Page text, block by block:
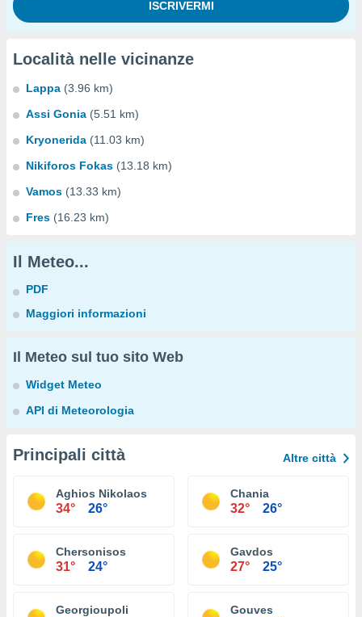
Località nelle vicinanze
Lappa (3.96 km)
Assi Gonia (5.51 km)
Kryonerida (11.03 km)
Nikiforos Fokas (13.18 km)
Vamos (13.33 km)
Fres (16.23 km)
Il Meteo...
PDF
Maggiori informazioni
Il Meteo sul tuo sito Web
Widget Meteo
API di Meteorologia
Principali città Altre città
Aghios Nikolaos
34° 26°
Chania
32° 26°
Chersonisos
31° 24°
Gavdos
27° 25°
Georgioupoli Gouves